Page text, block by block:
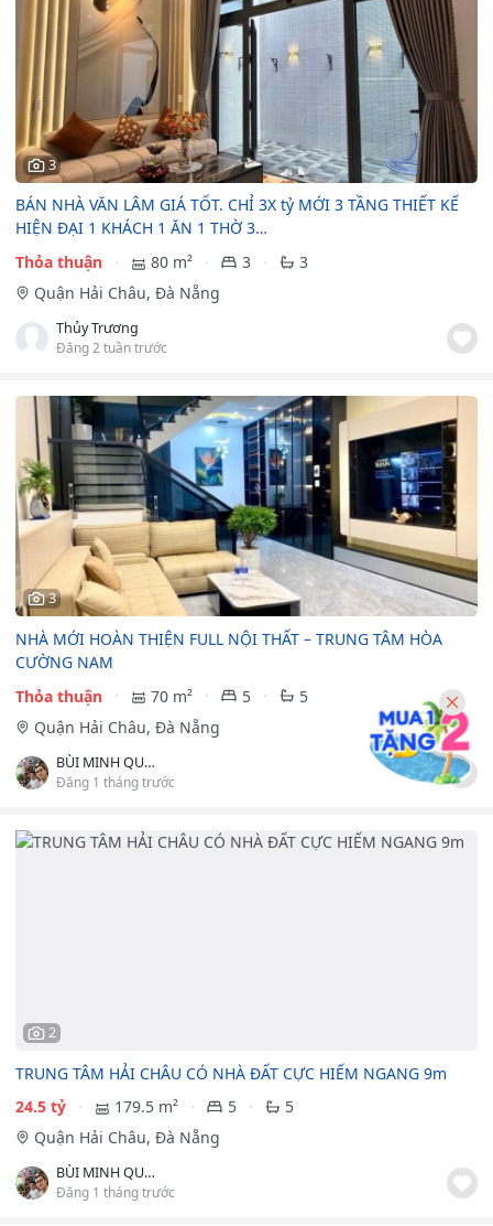
3
BÁN NHÀ VĂN LÂM GIÁ TỐT. CHỈ 3X tỷ MỚI 3 TẦNG THIẾT KẾ
HIỆN ĐẠI 1 KHÁCH 1 ĂN 1 THỜ 3…
Thỏa thuận
80 m² 3
3
Quận Hải Châu, Đà Nẵng
Thủy Trương
Đăng 2 tuần trước
3
NHÀ MỚI HOÀN THIỆN FULL NỘI THẤT – TRUNG TÂM HÒA
CƯỜNG NAM
Thỏa thuận
70 m² 5
5
Quận Hải Châu, Đà Nẵng
BÙI MINH QUYNH
Đăng 1 tháng trước
2
TRUNG TÂM HẢI CHÂU CÓ NHÀ ĐẤT CỰC HIẾM NGANG 9m
24.5 tỷ
179.5 m² 5
5
Quận Hải Châu, Đà Nẵng
BÙI MINH QUYNH
Đăng 1 tháng trước